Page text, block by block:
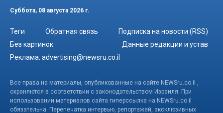
Суббота, 08 августа 2026 г.
Теги Обратная связь
Подписка на новости (RSS)
Без картинок
Данные редакции и устав
Реклама: advertising@newsru.co.il
Все права на материалы, опубликованные на сайте NEWSru.co.il ,
охраняются в соответствии с законодательством Израиля. При
использовании материалов сайта гиперссылка на NEWSru.co.il
обязательна. Перепечатка интервью, репортажей, эксклюзивных